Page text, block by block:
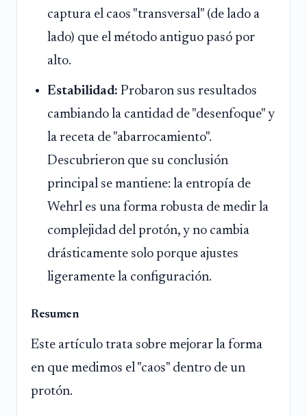
captura el caos "transversal" (de lado a
lado) que el método antiguo pasó por
alto.
Estabilidad: Probaron sus resultados
cambiando la cantidad de "desenfoque" y
la receta de "abarrocamiento".
Descubrieron que su conclusión
principal se mantiene: la entropía de
Wehrl es una forma robusta de medir la
complejidad del protón, y no cambia
drásticamente solo porque ajustes
ligeramente la configuración.
Resumen
Este artículo trata sobre mejorar la forma
en que medimos el "caos" dentro de un
protón.